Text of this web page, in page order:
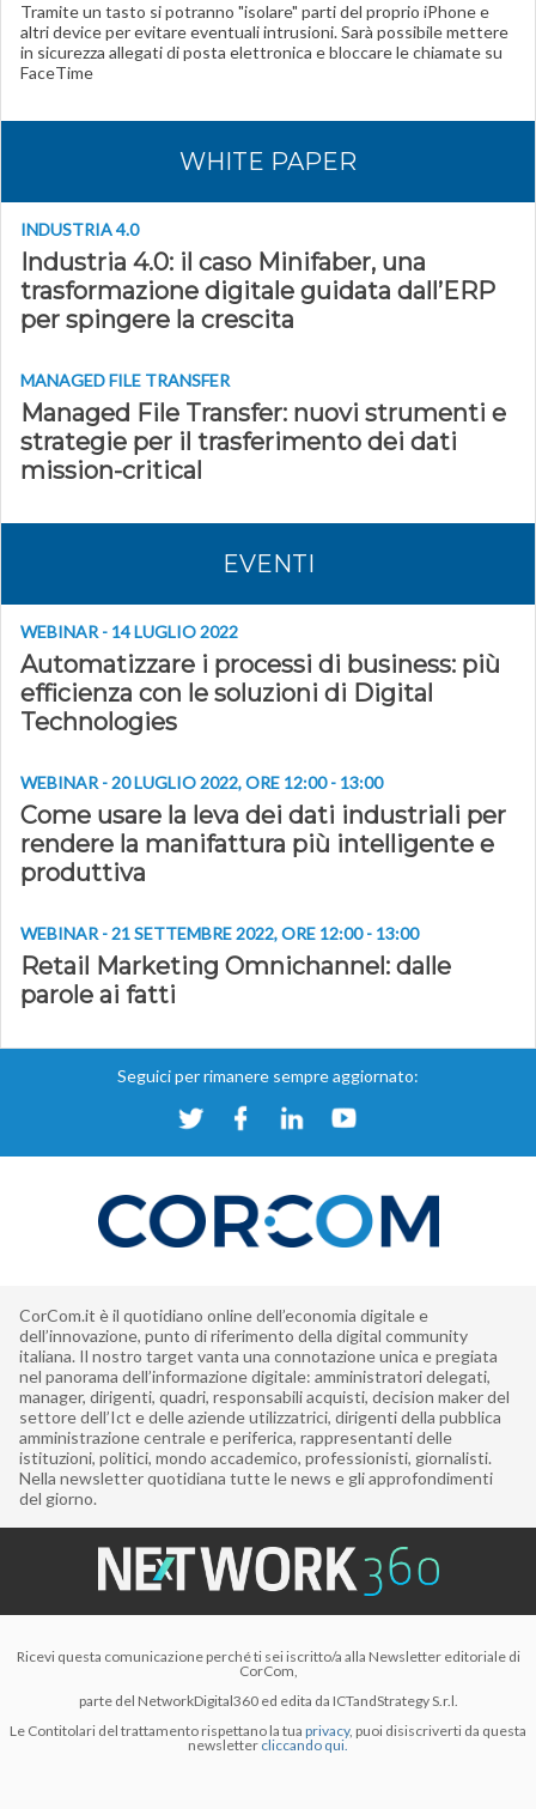
Tramite un tasto si potranno "isolare" parti del proprio iPhone e
altri device per evitare eventuali intrusioni. Sarà possibile mettere
in sicurezza allegati di posta elettronica e bloccare le chiamate su
FaceTime
WHITE PAPER
INDUSTRIA 4.0
Industria 4.0: il caso Minifaber, una
trasformazione digitale guidata dall’ERP
per spingere la crescita
MANAGED FILE TRANSFER
Managed File Transfer: nuovi strumenti e
strategie per il trasferimento dei dati
mission-critical
EVENTI
WEBINAR - 14 LUGLIO 2022
Automatizzare i processi di business: più
efficienza con le soluzioni di Digital
Technologies
WEBINAR - 20 LUGLIO 2022, ORE 12:00 - 13:00
Come usare la leva dei dati industriali per
rendere la manifattura più intelligente e
produttiva
WEBINAR - 21 SETTEMBRE 2022, ORE 12:00 - 13:00
Retail Marketing Omnichannel: dalle
parole ai fatti
Seguici per rimanere sempre aggiornato:
CorCom.it è il quotidiano online dell’economia digitale e
dell’innovazione, punto di riferimento della digital community
italiana. Il nostro target vanta una connotazione unica e pregiata
nel panorama dell’informazione digitale: amministratori delegati,
manager, dirigenti, quadri, responsabili acquisti, decision maker del
settore dell’Ict e delle aziende utilizzatrici, dirigenti della pubblica
amministrazione centrale e periferica, rappresentanti delle
istituzioni, politici, mondo accademico, professionisti, giornalisti.
Nella newsletter quotidiana tutte le news e gli approfondimenti
del giorno.
Ricevi questa comunicazione perché ti sei iscritto/a alla Newsletter editoriale di
CorCom,
parte del NetworkDigital360 ed edita da ICTandStrategy S.r.l.
Le Contitolari del trattamento rispettano la tua privacy, puoi disiscriverti da questa
newsletter cliccando qui.